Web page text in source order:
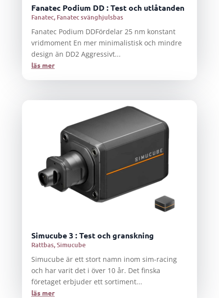
Fanatec Podium DD : Test och utlåtanden
Fanatec, Fanatec svänghjulsbas
Fanatec Podium DDFördelar 25 nm konstant
vridmoment En mer minimalistisk och mindre
design än DD2 Aggressivt...
läs mer
Simucube 3 : Test och granskning
Rattbas,Simucube
Simucube är ett stort namn inom sim-racing
och har varit det i över 10 år. Det finska
företaget erbjuder ett sortiment...
läs mer